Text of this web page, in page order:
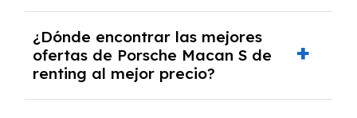
autónomos, justificante de ingresos y, en
algunos casos, un informe fiscal y un pago
inicial.
¿Dónde encontrar las mejores
ofertas de Porsche Macan S de
renting al mejor precio?